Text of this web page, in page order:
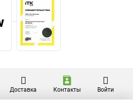
Доставка Контакты Войти